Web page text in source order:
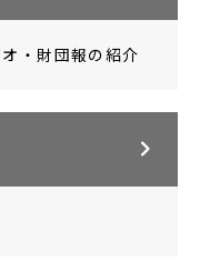
・財団報の紹介